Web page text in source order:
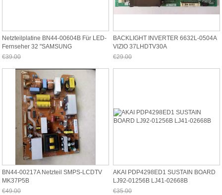
Netzteilplatine BN44-00604B Für LED-
Fernseher 32 "SAMSUNG
UE32F4500AK
€39.00
BACKLIGHT INVERTER 6632L-0504A
VIZIO 37LHDTV30A
€29.00
BN44-00217A Netzteil SMPS-LCDTV
MK37P5B
€49.00
AKAI PDP4298ED1 SUSTAIN BOARD
LJ92-01256B LJ41-02668B
€35.00